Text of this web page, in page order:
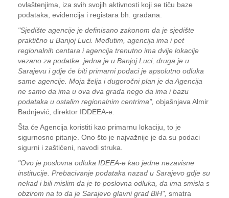
ovlaštenjima, iza svih svojih aktivnosti koji se tiču baze
podataka, evidencija i registara bh. građana.
"Sjedište agencije je definisano zakonom da je sjedište
praktično u Banjoj Luci. Međutim, agencija ima i pet
regionalnih centara i agencija trenutno ima dvije lokacije
vezano za podatke, jedna je u Banjoj Luci, druga je u
Sarajevu i gdje će biti primarni podaci je apsolutno odluka
same agencije. Moja želja i dugoročni plan je da Agencija
ne samo da ima u ova dva grada nego da ima i bazu
podataka u ostalim regionalnim centrima", objašnjava Almir
Badnjević, direktor IDDEEA-e.
Šta će Agencija koristiti kao primarnu lokaciju, to je
sigurnosno pitanje. Ono što je najvažnije je da su podaci
sigurni i zaštićeni, navodi struka.
"Ovo je poslovna odluka IDEEA-e kao jedne nezavisne
institucije. Prebacivanje podataka nazad u Sarajevo gdje su
nekad i bili mislim da je to poslovna odluka, da ima smisla s
obzirom na to da je Sarajevo glavni grad BiH", smatra